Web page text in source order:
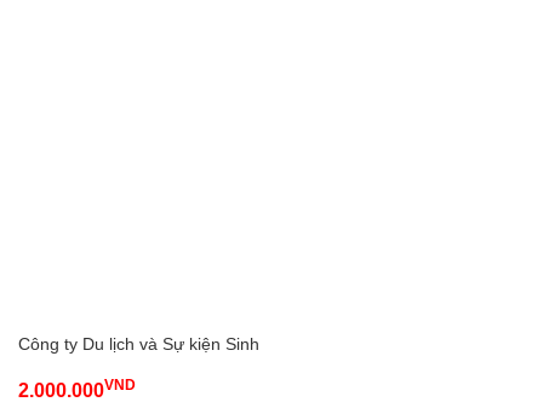
Công ty Du lịch và Sự kiện Sinh
2.000.000VND